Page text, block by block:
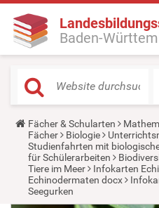
Baden-
Y
o
u
a
r
e
h
e
Fächer & Schularten
Fächer
Biologie
Studienfahrten mit
für Schülerarbeiten
Tiere im Meer
Infokarten
Echinodermaten docx
Seegurken